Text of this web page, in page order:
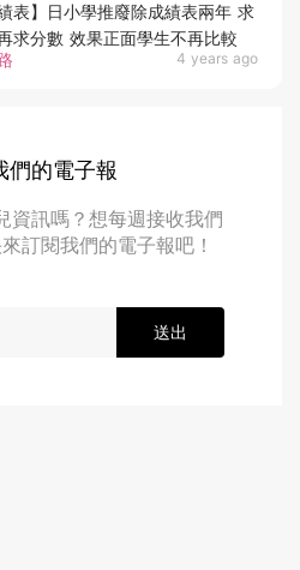
4 years ago
表】日小學推廢除成績表兩年 求
學不再求分數 效果正面學生不再比較
們的電子報
資訊嗎？想每週接收我們
訂閱我們的電子報吧！
送出